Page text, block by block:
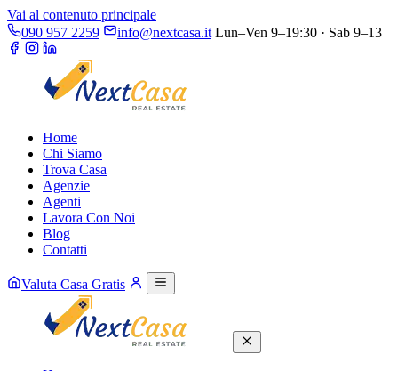
Vai al contenuto principale
090 957 2259
info@nextcasa.it Lun–Ven 9–19:30 · Sab 9–13
Home
Chi Siamo
Trova Casa
Agenzie
Agenti
Lavora Con Noi
Blog
Contatti
Valuta Casa Gratis